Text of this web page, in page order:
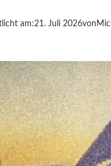
am:21. Juli 2026von